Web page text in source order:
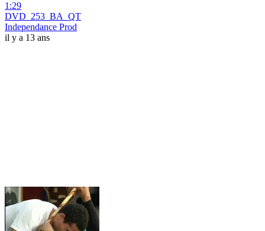
1:29
DVD_253_BA_QT
Independance Prod
il y a 13 ans